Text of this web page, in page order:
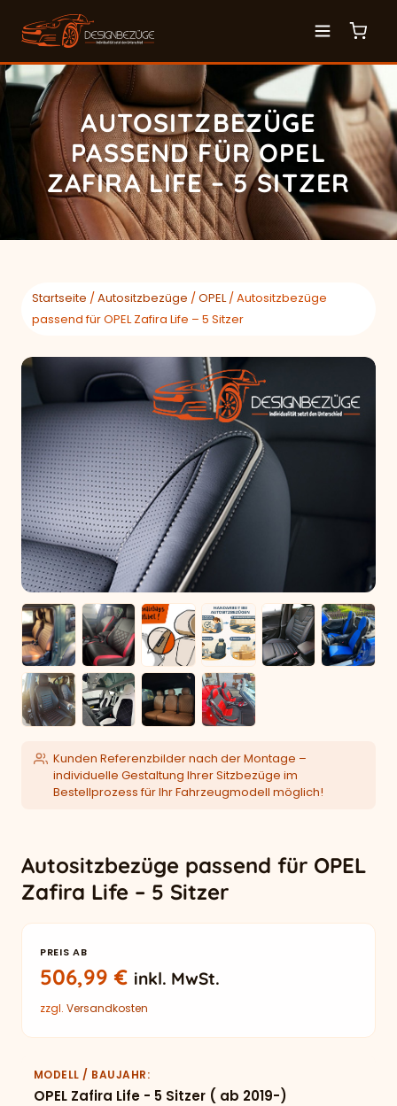
AUTOSITZBEZÜGE
PASSEND FÜR OPEL
ZAFIRA LIFE – 5 SITZER
Startseite /Autositzbezüge /OPEL/ Autositzbezüge
passend für OPEL Zafira Life – 5 Sitzer
Kunden Referenzbilder nach der Montage –
individuelle Gestaltung Ihrer Sitzbezüge im
Bestellprozess für Ihr Fahrzeugmodell möglich!
Autositzbezüge passend für OPEL
Zafira Life – 5 Sitzer
PREIS AB
506,99€ inkl. MwSt.
zzgl. Versandkosten
MODELL / BAUJAHR
OPEL Zafira Life - 5 Sitzer ( ab 2019-)